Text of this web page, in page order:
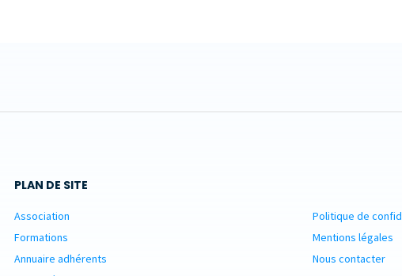
PLAN DE SITE
Association
Formations
Annuaire adhérents
Politique de
Mentions légales
Nous contacter